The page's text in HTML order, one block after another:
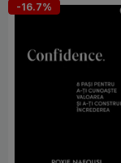
-16.7%